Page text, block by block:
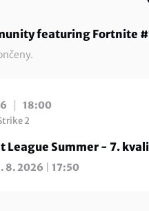
featuring Fortnite
18:00
2
League Summer - 7.
8. 2026 17:50